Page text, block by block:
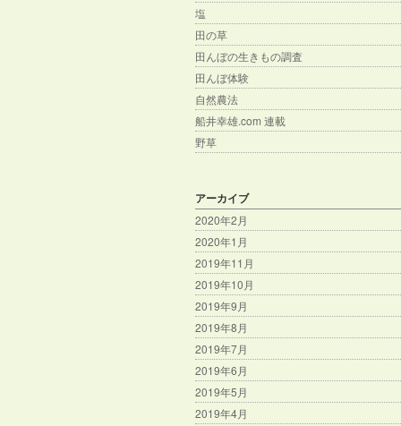
塩
田の草
田んぼの生きもの調査
田んぼ体験
自然農法
船井幸雄.com 連載
野草
アーカイブ
2020年2月
2020年1月
2019年11月
2019年10月
2019年9月
2019年8月
2019年7月
2019年6月
2019年5月
2019年4月